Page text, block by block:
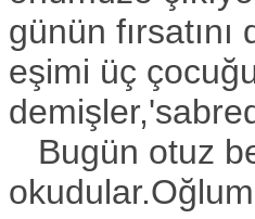
günün
eşimi üç
Bugün otuz